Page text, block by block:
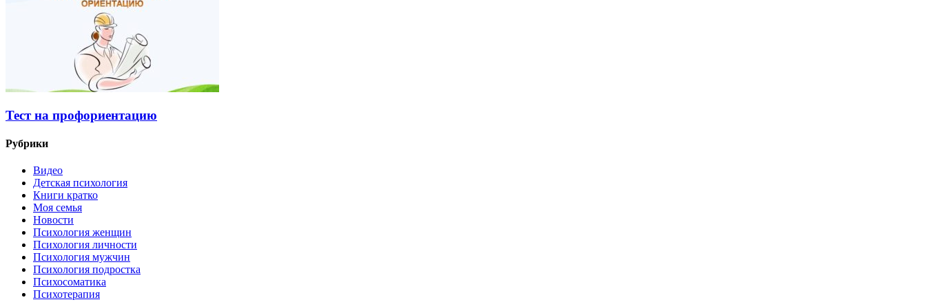
Тест на профориентацию
Рубрики
Видео
Детская психология
Книги кратко
Моя семья
Новости
Психология женщин
Психология личности
Психология мужчин
Психология подростка
Психосоматика
Психотерапия